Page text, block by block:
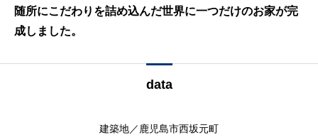
随所にこだわりを詰め込んだ世界に一つだけのお家が完
成しました。
data
建築地／鹿児島市西坂元町